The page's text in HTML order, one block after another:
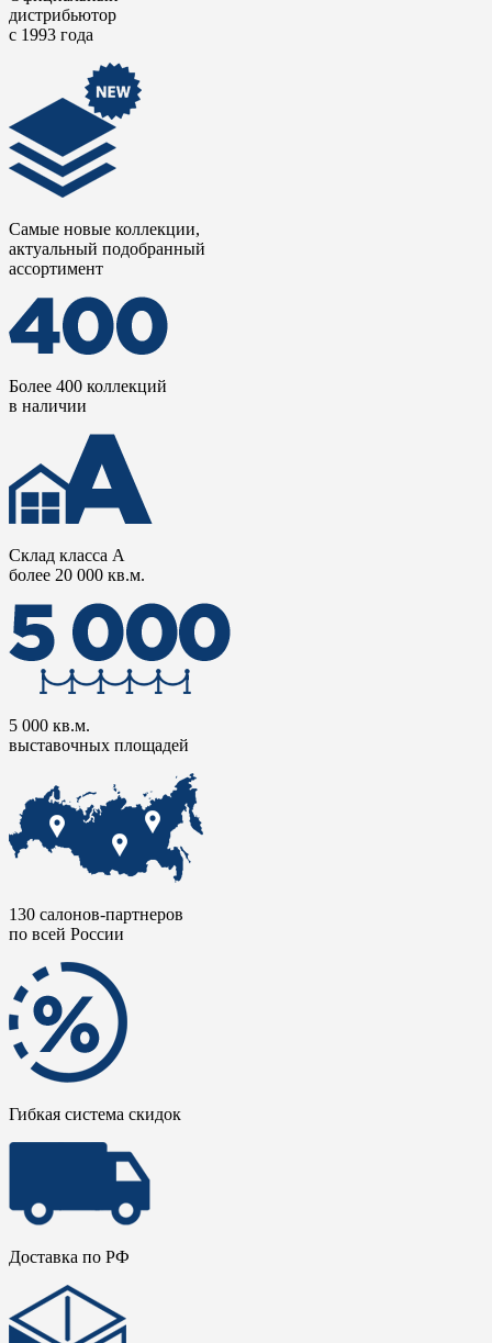
дистрибьютор
с 1993 года
Самые новые коллекции,
актуальный подобранный
ассортимент
Более 400 коллекций
в наличии
Склад класса А
более 20 000 кв.м.
5 000 кв.м.
выставочных площадей
130 салонов-партнеров
по всей России
Гибкая система скидок
Доставка по РФ